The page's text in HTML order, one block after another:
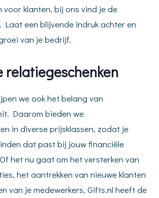
voor klanten, bij ons vind je de
een blijvende indruk achter en
van je bedrijf.
relatiegeschenken
we ook het belang van
Daarom bieden we
in diverse prijsklassen, zodat je
dat past bij jouw financiële
het nu gaat om het versterken van
het aantrekken van nieuwe klanten
van je medewerkers, Gifts.nl heeft de